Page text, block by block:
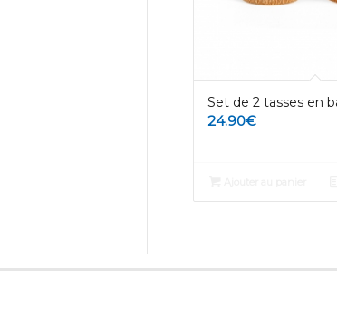
Set de 2 tasses en
24.90€